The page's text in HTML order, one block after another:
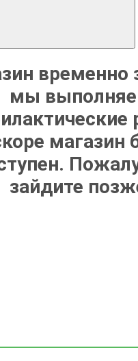
временно
мы
магазин
зайдите